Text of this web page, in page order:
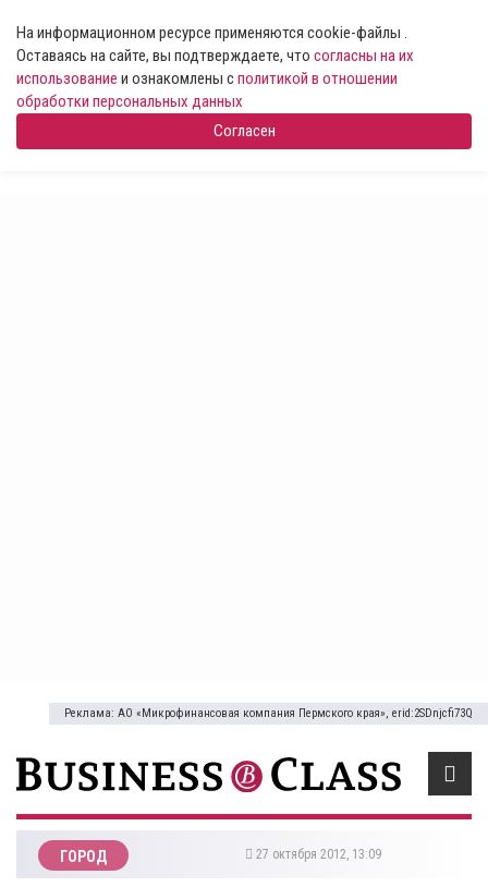
На информационном ресурсе применяются cookie-файлы .
Оставаясь на сайте, вы подтверждаете, что согласны на их
использование и ознакомлены сполитикой в отношении
обработки персональных данных
Согласен
Реклама: АО «Микрофинансовая компания Пермского края», erid:2SDnjcfi73Q
ГОРОД 27 октября 2012, 13:09